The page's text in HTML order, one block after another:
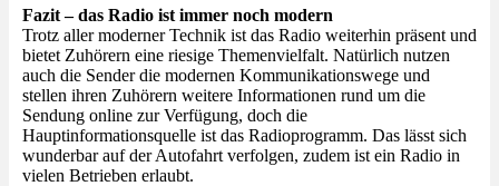
Fazit – das Radio ist immer noch modern
Trotz aller moderner Technik ist das Radio weiterhin präsent und
bietet Zuhörern eine riesige Themenvielfalt. Natürlich nutzen
auch die Sender die modernen Kommunikationswege und
stellen ihren Zuhörern weitere Informationen rund um die
Sendung online zur Verfügung, doch die
Hauptinformationsquelle ist das Radioprogramm. Das lässt sich
wunderbar auf der Autofahrt verfolgen, zudem ist ein Radio in
vielen Betrieben erlaubt.